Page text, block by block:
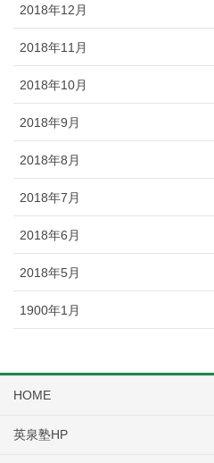
2018年12月
2018年11月
2018年10月
2018年9月
2018年8月
2018年7月
2018年6月
2018年5月
1900年1月
HOME
英泉塾HP